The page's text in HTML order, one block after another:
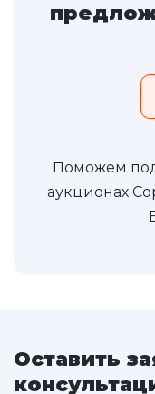
Поможем
аукционах
Оставить